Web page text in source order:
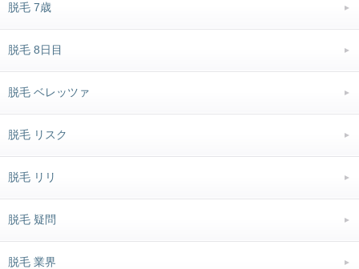
脱毛 7歳
脱毛 8日目
脱毛 ベレッツァ
脱毛 リスク
脱毛 リリ
脱毛 疑問
脱毛 業界